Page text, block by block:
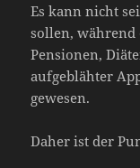
Es kann nicht
sollen,
Pensionen,
aufgeblähter
gewesen.
Daher ist der